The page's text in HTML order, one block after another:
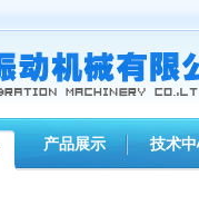
产品展示 技术